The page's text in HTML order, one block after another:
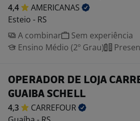
4,4
AMERICANAS
Esteio - RS
A combinar
Sem experiência
Ensino Médio (2º Grau)
OPERADOR DE LOJA
GUAIBA SCHELL
4,3
CARREFOUR